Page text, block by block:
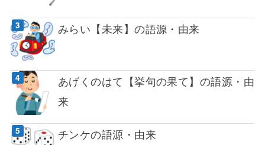
みらい【未来】の語源・由来
あげくのはて【挙句の果て】の語源・由
来
チンケの語源・由来